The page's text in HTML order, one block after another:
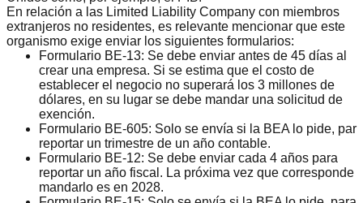
En relación a las Limited Liability Company con miembros
extranjeros no residentes, es relevante mencionar que este
organismo exige enviar los siguientes formularios:
Formulario BE-13: Se debe enviar antes de 45 días al
crear una empresa. Si se estima que el costo de
establecer el negocio no superará los 3 millones de
dólares, en su lugar se debe mandar una solicitud de
exención.
Formulario BE-605: Solo se envía si la BEA lo pide, par
reportar un trimestre de un año contable.
Formulario BE-12: Se debe enviar cada 4 años para
reportar un año fiscal. La próxima vez que corresponde
mandarlo es en 2028.